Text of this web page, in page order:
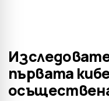
първата